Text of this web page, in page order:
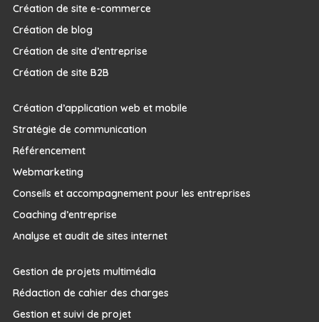
Création de site e-commerce
Création de blog
Création de site d’entreprise
Création de site B2B
Création d’application web et mobile
Stratégie de communication
Référencement
Webmarketing
Conseils et accompagnement pour les entreprises
Coaching d’entreprise
Analyse et audit de sites internet
Gestion de projets multimédia
Rédaction de cahier des charges
Gestion et suivi de projet